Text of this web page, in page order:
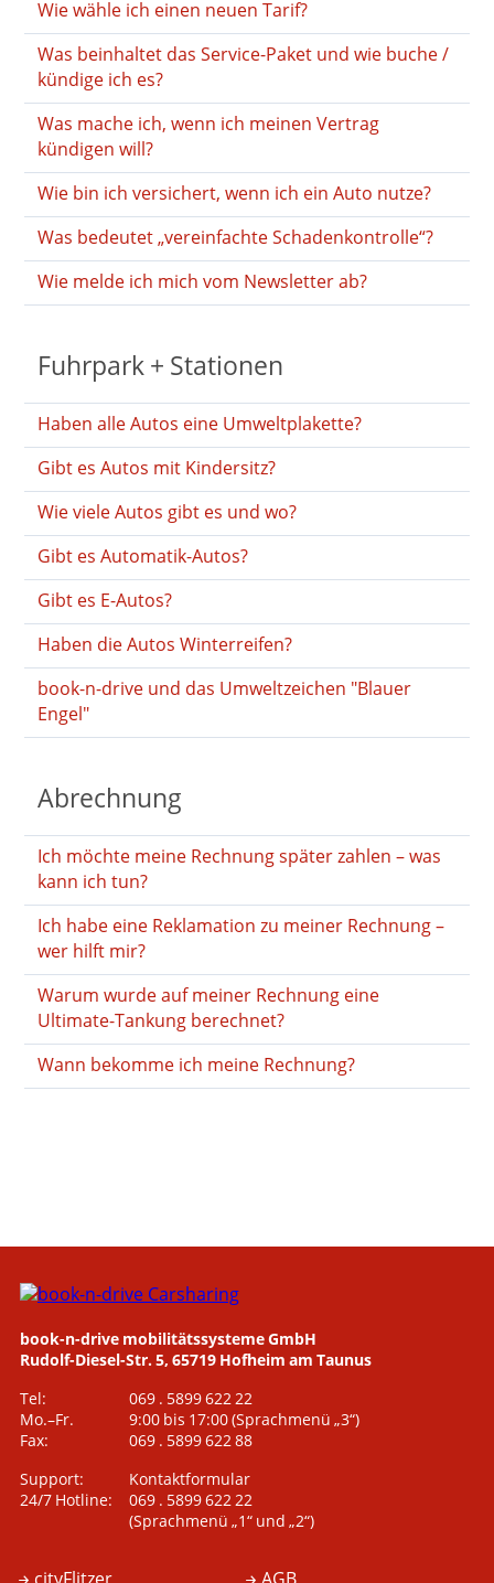
Wie wähle ich einen neuen Tarif?
Was beinhaltet das Service-Paket und wie buche /
kündige ich es?
Was mache ich, wenn ich meinen Vertrag
kündigen will?
Wie bin ich versichert, wenn ich ein Auto nutze?
Was bedeutet „vereinfachte Schadenkontrolle“?
Wie melde ich mich vom Newsletter ab?
Fuhrpark + Stationen
Haben alle Autos eine Umweltplakette?
Gibt es Autos mit Kindersitz?
Wie viele Autos gibt es und wo?
Gibt es Automatik-Autos?
Gibt es E-Autos?
Haben die Autos Winterreifen?
book-n-drive und das Umweltzeichen "Blauer
Engel"
Abrechnung
Ich möchte meine Rechnung später zahlen – was
kann ich tun?
Ich habe eine Reklamation zu meiner Rechnung –
wer hilft mir?
Warum wurde auf meiner Rechnung eine
Ultimate-Tankung berechnet?
Wann bekomme ich meine Rechnung?
book-n-drive mobilitätssysteme GmbH
Rudolf-Diesel-Str. 5, 65719 Hofheim am Taunus
Tel:
069 . 5899 622 22
Mo.–Fr.
9:00 bis 17:00(Sprachmenü „3“)
Fax:
069 . 5899 622 88
Support:
Kontaktformular
24/7 Hotline:
069 . 5899 622 22
(Sprachmenü „1“ und „2“)